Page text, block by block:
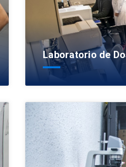
Laboratorio de